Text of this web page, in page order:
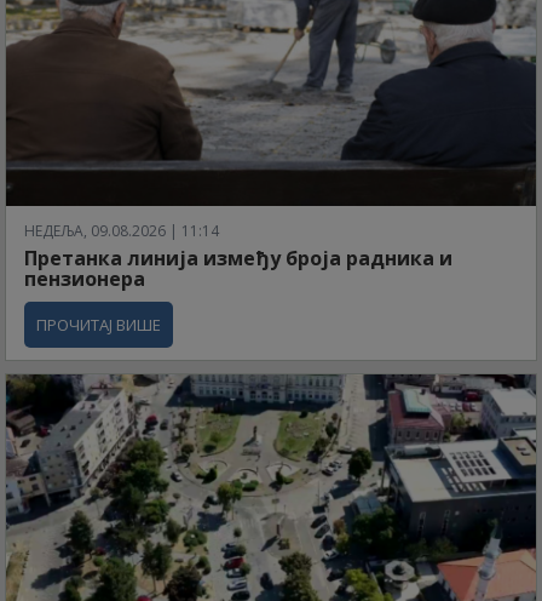
НЕДЕЉА, 09.08.2026 | 11:14
Претанка линија између броја радника и
пензионера
ПРОЧИТАЈ ВИШЕ